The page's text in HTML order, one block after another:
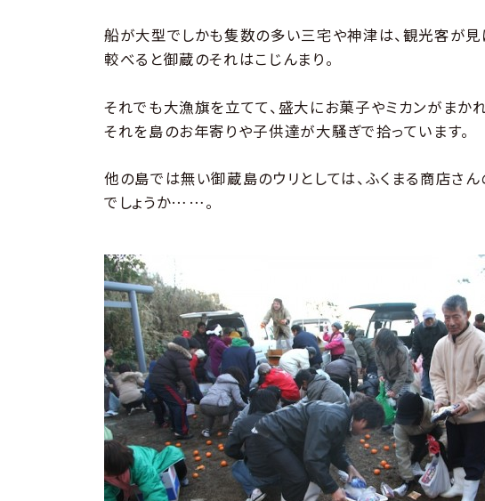
船が大型でしかも隻数の多い三宅や神津は、観光客が見
較べると御蔵のそれはこじんまり。
それでも大漁旗を立てて、盛大にお菓子やミカンがまかれ
それを島のお年寄りや子供達が大騒ぎで拾っています。
他の島では無い御蔵島のウリとしては、ふくまる商店さ
でしょうか……。